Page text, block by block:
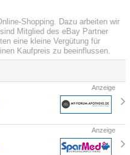
Shopping. Dazu arbeiten wir
Mitglied des eBay Partner
eine kleine Vergütung für
Kaufpreis zu beeinflussen.